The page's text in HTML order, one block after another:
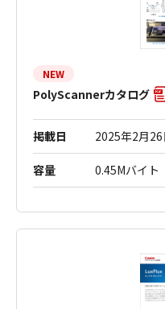
NEW
PolyScannerカタログ
掲載日 2025年2月26
容量 0.45Mバイト